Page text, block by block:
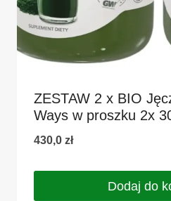
ZESTAW 2 x BIO
Ways w proszku 2x
430,0 zł
Dodaj do